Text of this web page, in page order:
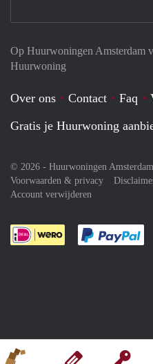
Op Huurwoningen Amsterdam
Huurwoning
Over ons Contact Faq
Gratis je Huurwoning
© 2026 - Huurwoningen
Voorwaarden & privacy
Account verwijderen